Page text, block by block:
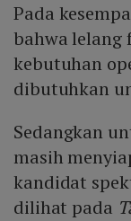
Pada
bahwa lelang
kebutuhan
dibutuhkan
Sedangkan
masih
kandidat
dilihat pada